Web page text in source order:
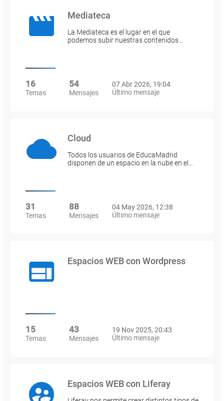
Mediateca
La Mediateca es el lugar en el que
podemos subir nuestras contenidos…
16
Temas
54
Mensajes
07 Abr 2026, 19:04
Último mensaje
Cloud
Todos los usuarios de EducaMadrid
disponen de un espacio en la nube en el…
31
Temas
88
Mensajes
04 May 2026, 12:38
Último mensaje
Espacios WEB con Wordpress
15
Temas
43
Mensajes
19 Nov 2025, 20:43
Último mensaje
Espacios WEB con Liferay